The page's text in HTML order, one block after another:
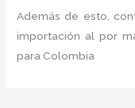
Además de esto,
importación al por
para Colombia